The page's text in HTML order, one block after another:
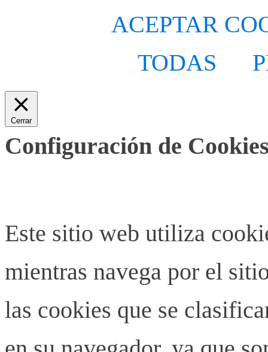
ACEPTAR
TODAS
Cerrar
Configuración de
Este sitio web utiliza
mientras navega por el
las cookies que se